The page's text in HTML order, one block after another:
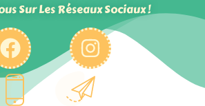
Sur Les Réseaux Sociaux !